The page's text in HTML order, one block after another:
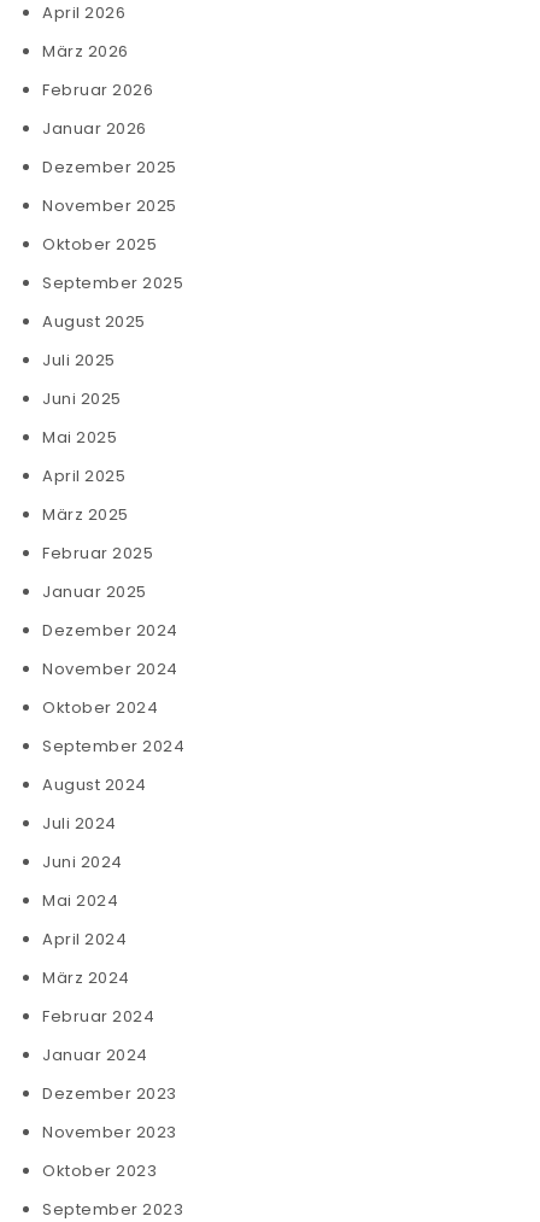
April 2026
März 2026
Februar 2026
Januar 2026
Dezember 2025
November 2025
Oktober 2025
September 2025
August 2025
Juli 2025
Juni 2025
Mai 2025
April 2025
März 2025
Februar 2025
Januar 2025
Dezember 2024
November 2024
Oktober 2024
September 2024
August 2024
Juli 2024
Juni 2024
Mai 2024
April 2024
März 2024
Februar 2024
Januar 2024
Dezember 2023
November 2023
Oktober 2023
September 2023